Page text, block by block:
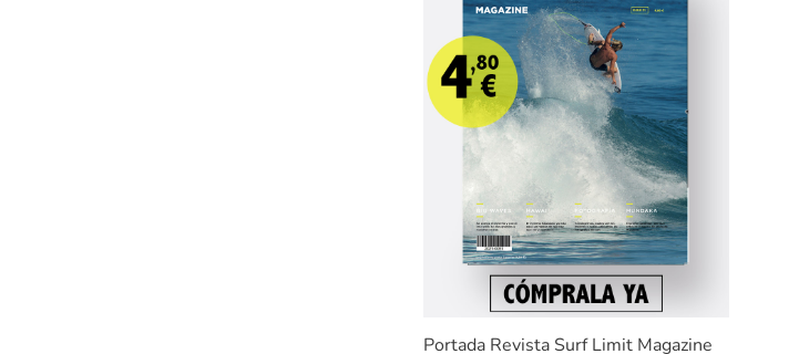
Portada Revista Surf Limit Magazine